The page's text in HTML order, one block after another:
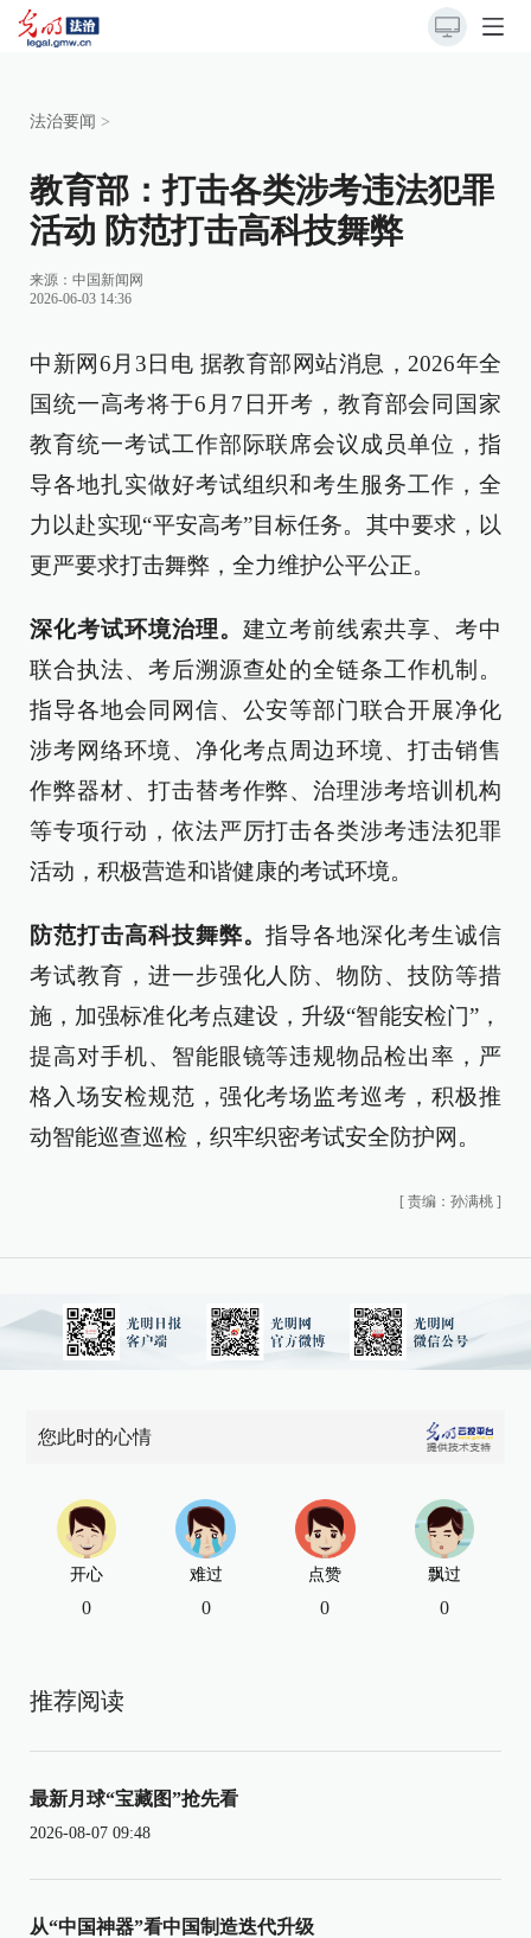
法治要闻 >
教育部：打击各类涉考违法犯罪
活动 防范打击高科技舞弊
来源： 中国新闻网
2026-06-03 14:36
中新网6月3日电 据教育部网站消息，2026年全
国统一高考将于6月7日开考，教育部会同国家
教育统一考试工作部际联席会议成员单位，指
导各地扎实做好考试组织和考生服务工作，全
力以赴实现“平安高考”目标任务。其中要求，以
更严要求打击舞弊，全力维护公平公正。
深化考试环境治理。 建立考前线索共享、考中
联合执法、考后溯源查处的全链条工作机制。
指导各地会同网信、公安等部门联合开展净化
涉考网络环境、净化考点周边环境、打击销售
作弊器材、打击替考作弊、治理涉考培训机构
等专项行动，依法严厉打击各类涉考违法犯罪
活动，积极营造和谐健康的考试环境。
防范打击高科技舞弊。指导各地深化考生诚信
考试教育，进一步强化人防、物防、技防等措
施，加强标准化考点建设，升级“智能安检门”，
提高对手机、智能眼镜等违规物品检出率，严
格入场安检规范，强化考场监考巡考，积极推
动智能巡查巡检，织牢织密考试安全防护网。
[ 责编：孙满桃 ]
您此时的心情
开心
0
难过
0
点赞
0
飘过
0
推荐阅读
最新月球“宝藏图”抢先看
2026-08-07 09:48
从“中国神器”看中国制造迭代升级